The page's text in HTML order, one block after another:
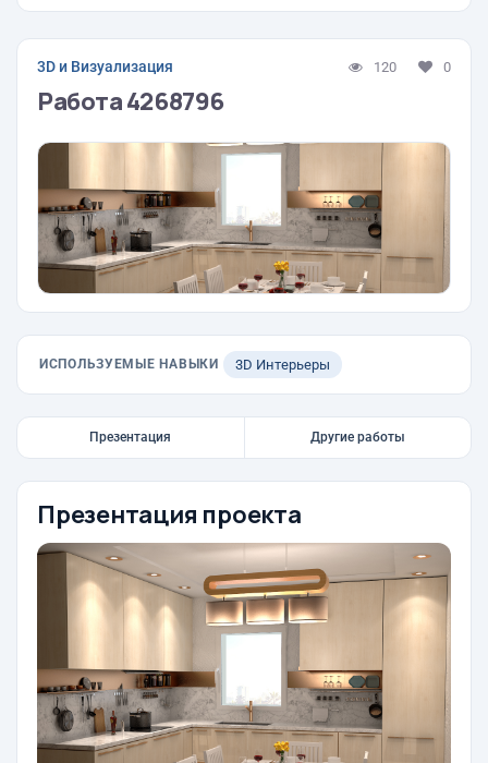
3D и Визуализация 120 0
Работа 4268796
ИСПОЛЬЗУЕМЫЕ НАВЫКИ 3D Интерьеры
Презентация Другие работы
Презентация проекта